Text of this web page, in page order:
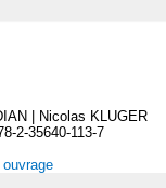
| Nicolas KLUGER
2-35640-113-7